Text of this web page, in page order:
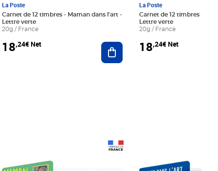
au panier
La Poste
Carnet de 12 timbres - Maman dans l'art -
Lettre verte
20g / France
18,24€ Net Ajouter au panier
La Poste
Carnet de 12 timbres - Le
Lettre verte
20g / France
18,24€ Net